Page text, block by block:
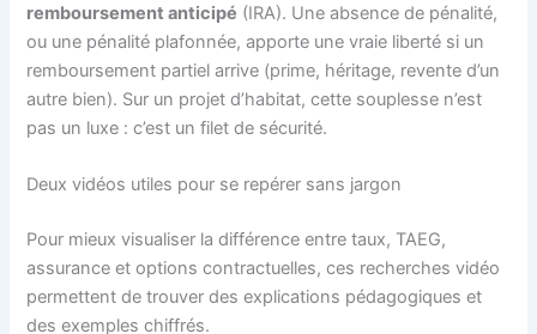
remboursement anticipé (IRA). Une absence de pénalité,
ou une pénalité plafonnée, apporte une vraie liberté si un
remboursement partiel arrive (prime, héritage, revente d’un
autre bien). Sur un projet d’habitat, cette souplesse n’est
pas un luxe : c’est un filet de sécurité.
Deux vidéos utiles pour se repérer sans jargon
Pour mieux visualiser la différence entre taux, TAEG,
assurance et options contractuelles, ces recherches vidéo
permettent de trouver des explications pédagogiques et
des exemples chiffrés.